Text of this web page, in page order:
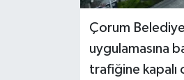
Çorum
uygulamasına
trafiğine kapalı